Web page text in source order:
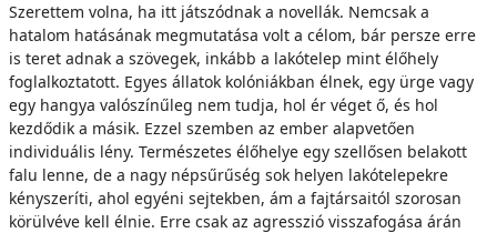
Szerettem volna, ha itt játszódnak a novellák. Nemcsak a
hatalom hatásának megmutatása volt a célom, bár persze erre
is teret adnak a szövegek, inkább a lakótelep mint élőhely
foglalkoztatott. Egyes állatok kolóniákban élnek, egy ürge vagy
egy hangya valószínűleg nem tudja, hol ér véget ő, és hol
kezdődik a másik. Ezzel szemben az ember alapvetően
individuális lény. Természetes élőhelye egy szellősen belakott
falu lenne, de a nagy népsűrűség sok helyen lakótelepekre
kényszeríti, ahol egyéni sejtekben, ám a fajtársaitól szorosan
körülvéve kell élnie. Erre csak az agresszió visszafogása árán